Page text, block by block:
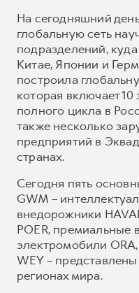
На сегодняшний
глобальную сеть
подразделений,
Китае, Японии и
построила
которая включает 10
полного цикла в
также несколько
предприятий в
странах.
Сегодня пять
GWM –
внедорожники
POER, премиальные
электромобили
WEY –
регионах мира.